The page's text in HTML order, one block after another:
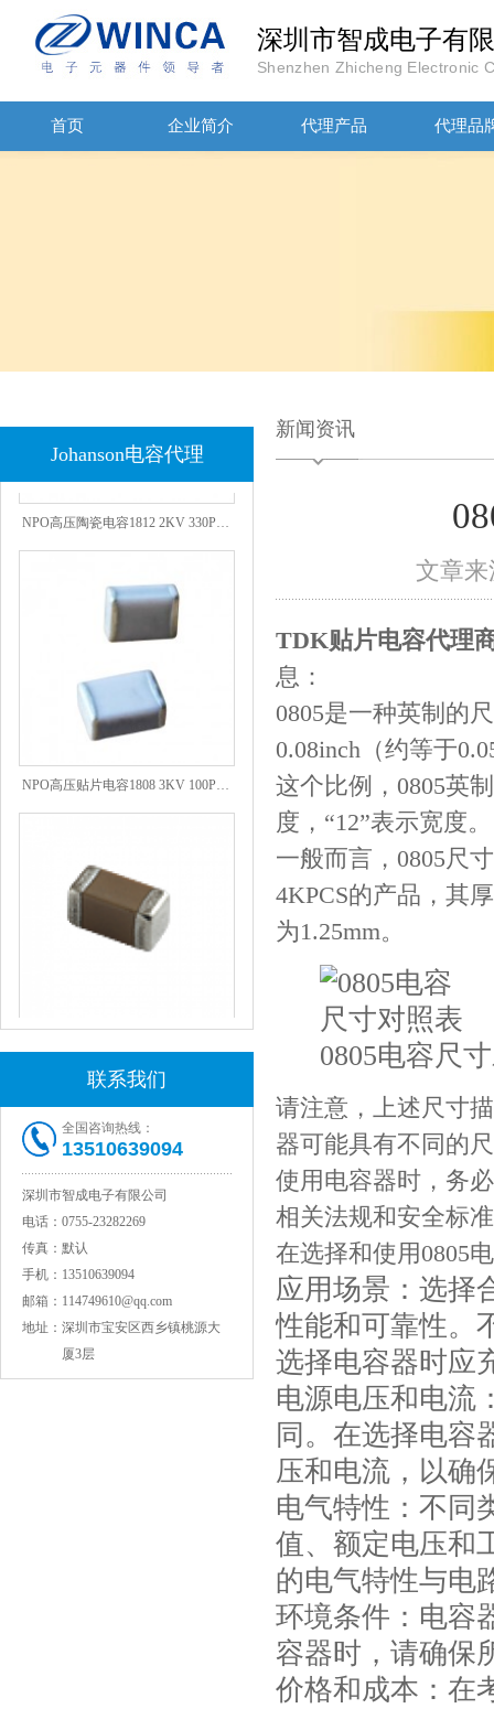
深圳市智成电子有
Shenzhen Zhicheng Electronic
首页 企业简介 代理产品 代理品
Johanson电容代理
JOHANSON代理1812 1KV 100NF X7R高压贴片电容
联系我们
全国咨询热线：
13510639094
深圳市智成电子有限公司
电话： 0755-23282269
传真： 默认
手机： 13510639094
邮箱： 114749610@qq.com
地址： 深圳市宝安区西乡镇桃源大
厦3层
新闻资讯
文章
TDK贴片电容代理
息：
0805是一种英制的
0.08inch（约等于
这个比例，0805英
度，“12”表示宽度。
一般而言，0805尺
4KPCS的产品，其
为1.25mm。
0805电容尺
请注意，上述尺寸
器可能具有不同的
使用电容器时，务
相关法规和安全标
在选择和使用0805
应用场景：选择
性能和可靠性。
选择电容器时应
电源电压和电流
同。在选择电容
压和电流，以确
电气特性：不同
值、额定电压和
的电气特性与电
环境条件：电容
容器时，请确保
价格和成本：在